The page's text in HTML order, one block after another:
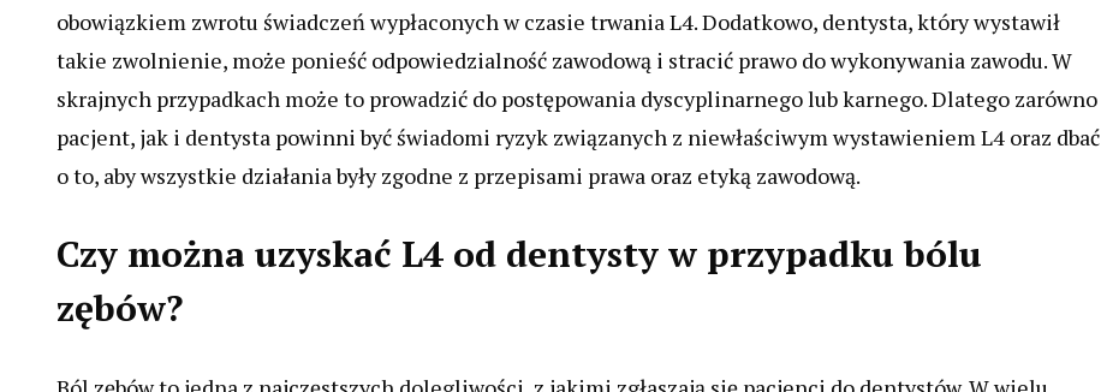
obowiązkiem zwrotu świadczeń wypłaconych w czasie trwania L4. Dodatkowo, dentysta, który wystawił
takie zwolnienie, może ponieść odpowiedzialność zawodową i stracić prawo do wykonywania zawodu. W
skrajnych przypadkach może to prowadzić do postępowania dyscyplinarnego lub karnego. Dlatego zarówno
pacjent, jak i dentysta powinni być świadomi ryzyk związanych z niewłaściwym wystawieniem L4 oraz dbać
o to, aby wszystkie działania były zgodne z przepisami prawa oraz etyką zawodową.
Czy można uzyskać L4 od dentysty w przypadku bólu
zębów?